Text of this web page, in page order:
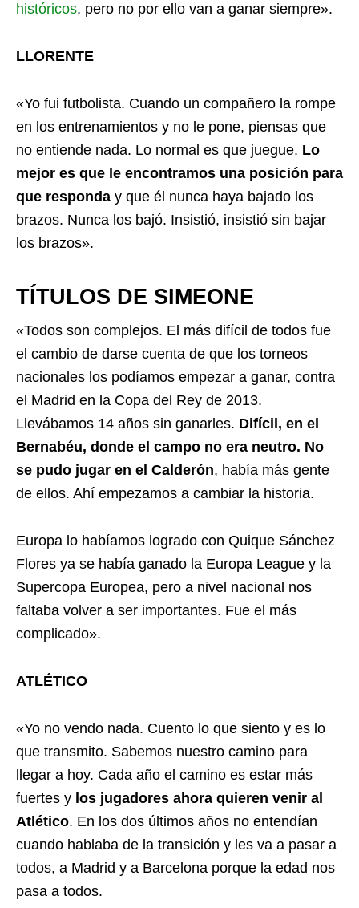
históricos, pero no por ello van a ganar siempre».
LLORENTE
«Yo fui futbolista. Cuando un compañero la rompe
en los entrenamientos y no le pone, piensas que
no entiende nada. Lo normal es que juegue. Lo
mejor es que le encontramos una posición para
que responda y que él nunca haya bajado los
brazos. Nunca los bajó. Insistió, insistió sin bajar
los brazos».
TÍTULOS DE SIMEONE
«Todos son complejos. El más difícil de todos fue
el cambio de darse cuenta de que los torneos
nacionales los podíamos empezar a ganar, contra
el Madrid en la Copa del Rey de 2013.
Llevábamos 14 años sin ganarles. Difícil, en el
Bernabéu, donde el campo no era neutro. No
se pudo jugar en el Calderón, había más gente
de ellos. Ahí empezamos a cambiar la historia.
Europa lo habíamos logrado con Quique Sánchez
Flores ya se había ganado la Europa League y la
Supercopa Europea, pero a nivel nacional nos
faltaba volver a ser importantes. Fue el más
complicado».
ATLÉTICO
«Yo no vendo nada. Cuento lo que siento y es lo
que transmito. Sabemos nuestro camino para
llegar a hoy. Cada año el camino es estar más
fuertes y los jugadores ahora quieren venir al
Atlético. En los dos últimos años no entendían
cuando hablaba de la transición y les va a pasar a
todos, a Madrid y a Barcelona porque la edad nos
pasa a todos.